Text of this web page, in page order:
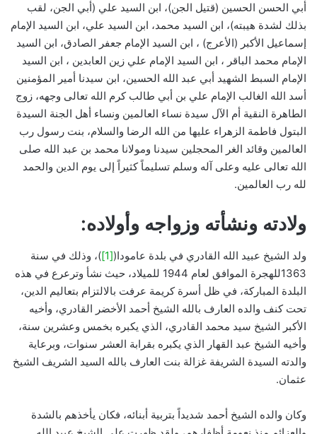
أبي الحسن الحسين (قتيل الجن)، ابن السيد علي (أبي الجن، لقب
بذلك لشدة هيبته)، ابن السيد محمد، ابن السيد علي، ابن السيد الإمام
إسماعيل الأكبر (الأعرج) ، ابن السيد الإمام جعفر الصادق، ابن السيد
الإمام محمد الباقر ، ابن السيد الإمام علي زين العابدين ، ابن السيد
الإمام السبط الشهيد أبي عبد الله الحسين، ابن سيدنا أمير المؤمنين
أسد الله الغالب الإمام علي بن أبي طالب كرم الله تعالى وجهه، زوج
الطاهرة النقية أم الآل سيدة نساء العالمين ونساء أهل الجنة السيدة
البتول فاطمة الزهراء عليها من الله الرضا والسلام، بنت رسول رب
العالمين وقائد الغر المحجلين سيدنا ومولانا محمد بن عبد الله صلى
الله تعالى عليه وعلى آله وسلم تسليماً كثيراً إلى يوم الدين والحمد
لله رب العالمين.
ولادته ونشأته وزواجه وأولاده:
ولد الشيخ عبيد الله القادري في بلدة عامودا([1]
)، وذلك في سنة
1363للهجرة الموافق لعام 1944 للميلاد، حيث نشأ وترعرع في هذه
البلدة المباركة، في ظل أسرة كريمة عرفت بالالتزام بتعاليم الدين،
تحت كنف والده العارف بالله الشيخ أحمد الأخضر القادري، وأخيه
الأكبر الشيخ سيد محمد القادري، الذي يكبره بخمس وعشرين سنة،
وأخيه الشيخ عبد القهار الذي يكبره بقرابة العشر سنوات، وبرعاية
والدته السيدة الشريفة غزالة بنت العارف بالله السيد الشريف الشيخ
عثمان.
وكان والده الشيخ أحمد شديداً بتربية أبنائه، فكان يأخذهم بالشدة